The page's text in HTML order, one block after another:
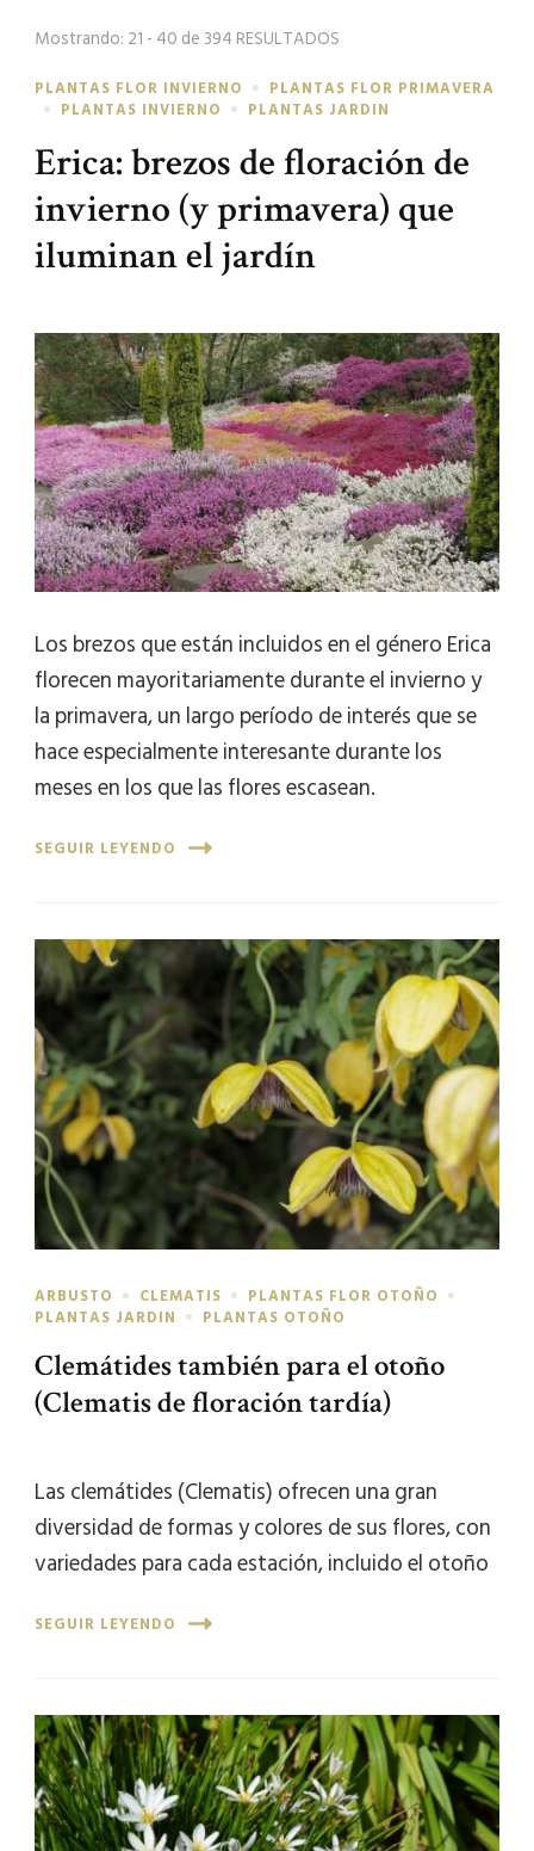
Mostrando: 21 - 40 de 394 RESULTADOS
PLANTAS FLOR INVIERNO
PLANTAS FLOR PRIMAVERA
PLANTAS INVIERNO
PLANTAS JARDIN
Erica: brezos de floración de
invierno (y primavera) que
iluminan el jardín
Los brezos que están incluidos en el género Erica
florecen mayoritariamente durante el invierno y
la primavera, un largo período de interés que se
hace especialmente interesante durante los
meses en los que las flores escasean.
SEGUIR LEYENDO
ARBUSTO CLEMATIS
PLANTAS FLOR OTOÑO
PLANTAS JARDIN
PLANTAS OTOÑO
Clemátides también para el otoño
(Clematis de floración tardía)
Las clemátides (Clematis) ofrecen una gran
diversidad de formas y colores de sus flores, con
variedades para cada estación, incluido el otoño
SEGUIR LEYENDO